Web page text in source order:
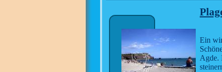
Ein
Agde.